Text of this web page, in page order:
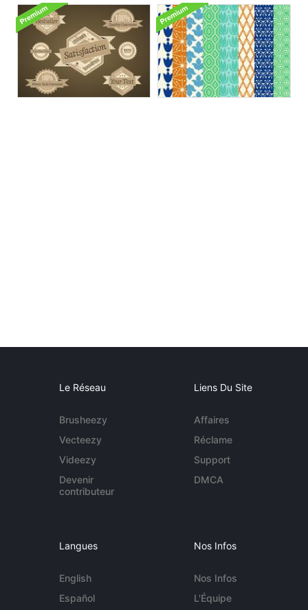
Le Réseau
Brusheezy
Vecteezy
Videezy
Devenir
contributeur
Liens Du Site
Affaires
Réclame
Support
DMCA
Langues
English
Español
Nos Infos
Nos Infos
L'Équipe